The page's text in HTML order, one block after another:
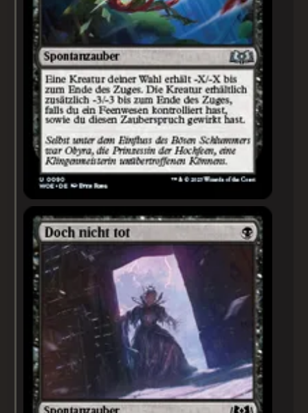
Doch nicht tot